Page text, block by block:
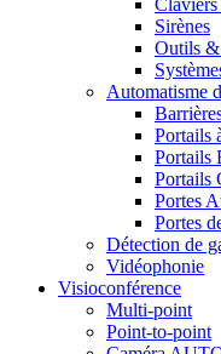
Sirènes
Outils &
Automatisme
Portails
Portails
Portails
Portes
Portes
Détection de
Vidéophonie
Visioconférence
Multi-point
Point-to-point